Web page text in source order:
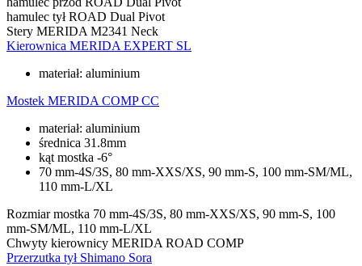
hamulec tył ROAD Dual Pivot
Stery MERIDA M2341 Neck
Kierownica MERIDA EXPERT SL
materiał: aluminium
Mostek MERIDA COMP CC
materiał: aluminium
średnica 31.8mm
kąt mostka -6°
70 mm-4S/3S, 80 mm-XXS/XS, 90 mm-S, 100 mm-SM/ML,
110 mm-L/XL
Rozmiar mostka 70 mm-4S/3S, 80 mm-XXS/XS, 90 mm-S, 100
mm-SM/ML, 110 mm-L/XL
Chwyty kierownicy MERIDA ROAD COMP
Przerzutka tył Shimano Sora